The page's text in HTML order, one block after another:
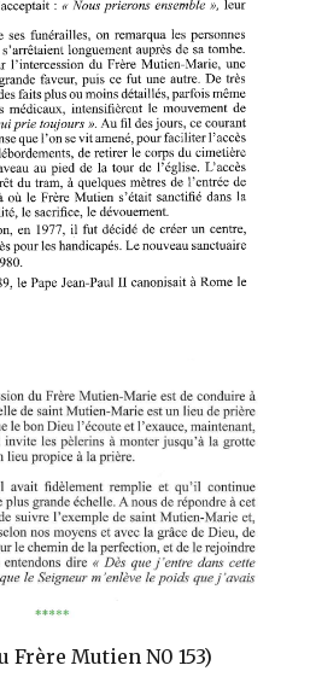
Frère Mutien N0 153)